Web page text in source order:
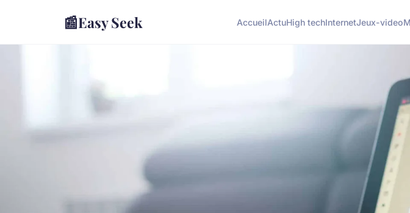
📰Easy Seek AccueilActuHigh techInternetJeux-video